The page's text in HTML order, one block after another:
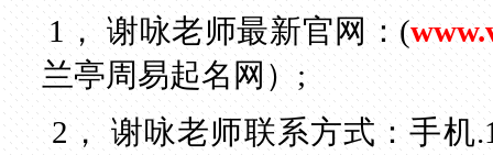
1，谢咏老师最新官网： (
兰亭周易起名网 ）;
2，谢咏老师联系方式：手机.